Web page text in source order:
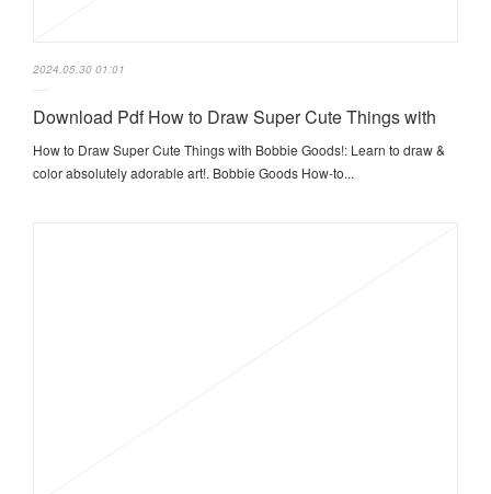
2024.05.30 01:01
Download Pdf How to Draw Super Cute Things with
How to Draw Super Cute Things with Bobbie Goods!: Learn to draw &
color absolutely adorable art!. Bobbie Goods How-to...